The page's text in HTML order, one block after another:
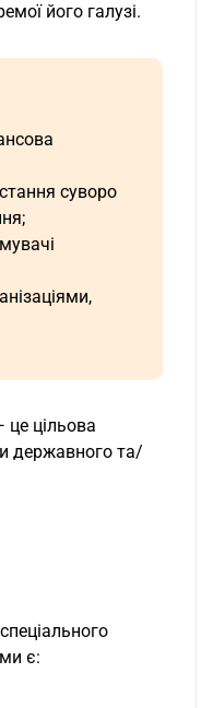
його галузі.
суворо
цільова
державного та/
є: